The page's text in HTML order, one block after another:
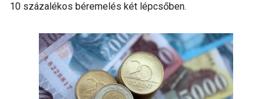
10 százalékos béremelés két lépcsőben.